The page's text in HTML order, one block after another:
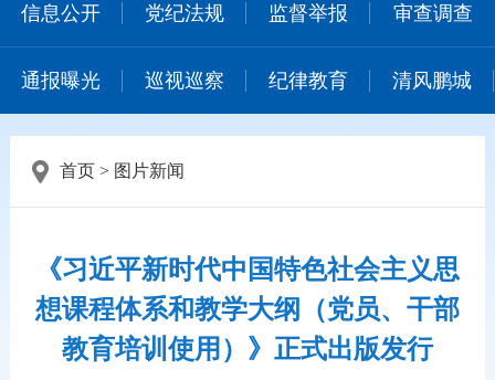
信息公开 党纪法规 监督举报 审查调查
通报曝光 巡视巡察 纪律教育 清风鹏城
首页> 图片新闻
《习近平新时代中国特色社会主义思
想课程体系和教学大纲（党员、干部
教育培训使用）》正式出版发行